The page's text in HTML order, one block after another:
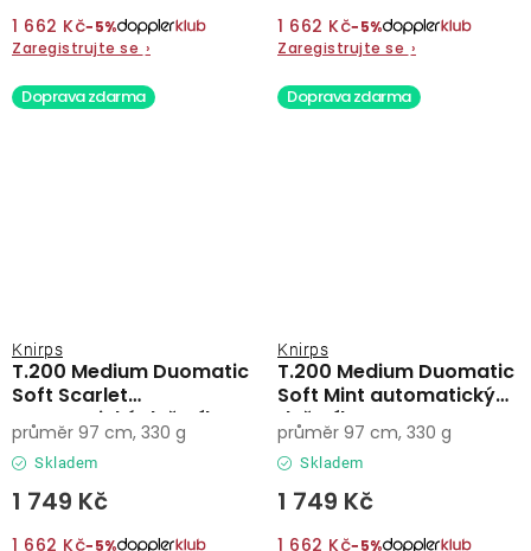
1 662 Kč−5%
Zaregistrujte se ›
1 662 Kč−5%
Zaregistrujte se ›
Doprava zdarma
T.200 Medium Duomatic
Soft Scarlet
automatický deštník
Knirps
Skladem
1 749 Kč
1 662 Kč−5%
průměr 97 cm, 330 g
Doprava zdarma
T.200 Medium Duomatic
Soft Mint automatický
deštník
Knirps
Skladem
1 749 Kč
1 662 Kč−5%
průměr 97 cm, 330 g